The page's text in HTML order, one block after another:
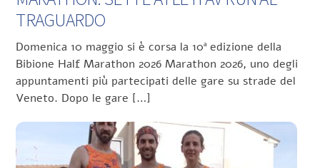
TRAGUARDO
Domenica 10 maggio si è corsa la 10ª edizione della
Bibione Half Marathon 2026 Marathon 2026, uno degli
appuntamenti più partecipati delle gare su strade del
Veneto. Dopo le gare […]